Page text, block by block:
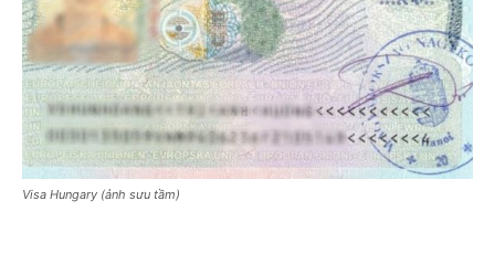
Visa Hungary (ảnh sưu tầm)